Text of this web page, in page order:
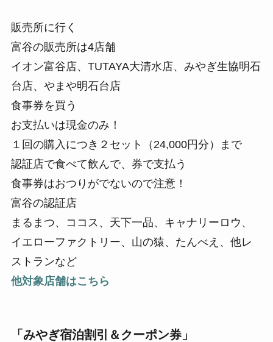
販売所に行く
富谷の販売所は4店舗
イオン富谷店、TUTAYA大清水店、みやぎ生協明石
台店、やまや明石台店
食事券を買う
お支払いは現金のみ！
１回の購入につき２セット（24,000円分）まで
認証店で食べて飲んで、券で支払う
食事券はおつりがでないので注意！
富谷の認証店
まるまつ、ココス、天下一品、キャナリーロウ、
イエローファクトリー、山の猿、たんべえ、他レ
ストランなど
他対象店舗はこちら
「みやぎ宿泊割引＆クーポン券」